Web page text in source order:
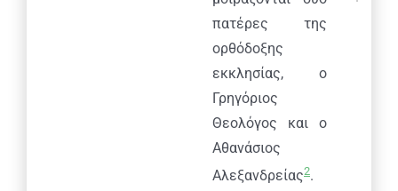
πατέρες της
ορθόδοξης
εκκλησίας, o
Γρηγόριος
Θεολόγος και ο
Αθανάσιος
Αλεξανδρείας2.